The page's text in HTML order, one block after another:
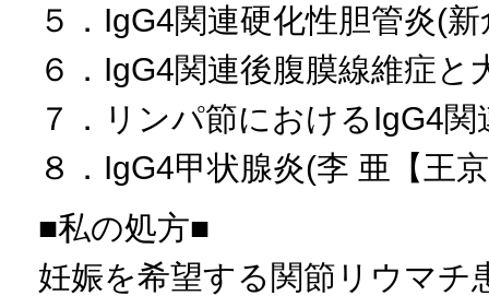
５．IgG4関連硬化性胆管炎(
６．IgG4関連後腹膜線維症
７．リンパ節におけるIgG4
８．IgG4甲状腺炎(李 亜【王
■私の処方■
妊娠を希望する関節リウマチ